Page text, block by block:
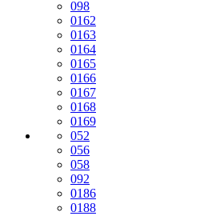
098
0162
0163
0164
0165
0166
0167
0168
0169
052
056
058
092
0186
0188